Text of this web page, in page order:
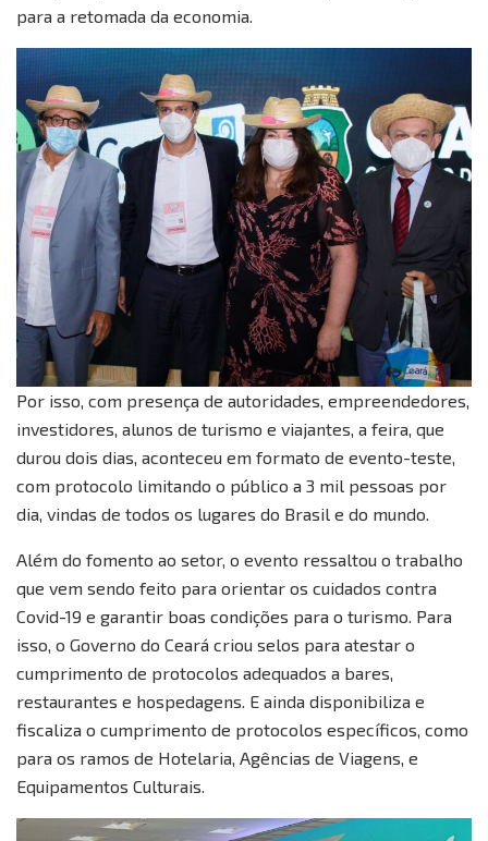
para a retomada da economia.
Por isso, com presença de autoridades, empreendedores,
investidores, alunos de turismo e viajantes, a feira, que
durou dois dias, aconteceu em formato de evento-teste,
com protocolo limitando o público a 3 mil pessoas por
dia, vindas de todos os lugares do Brasil e do mundo.
Além do fomento ao setor, o evento ressaltou o trabalho
que vem sendo feito para orientar os cuidados contra
Covid-19 e garantir boas condições para o turismo. Para
isso, o Governo do Ceará criou selos para atestar o
cumprimento de protocolos adequados a bares,
restaurantes e hospedagens. E ainda disponibiliza e
fiscaliza o cumprimento de protocolos específicos, como
para os ramos de Hotelaria, Agências de Viagens, e
Equipamentos Culturais.